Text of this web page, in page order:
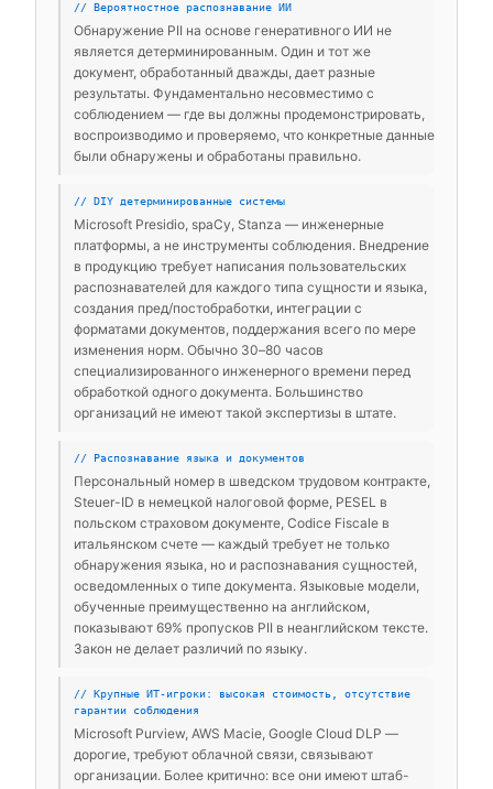
// Вероятностное распознавание ИИ
Обнаружение PII на основе генеративного ИИ не
является детерминированным. Один и тот же
документ, обработанный дважды, дает разные
результаты. Фундаментально несовместимо с
соблюдением — где вы должны продемонстрировать,
воспроизводимо и проверяемо, что конкретные данные
были обнаружены и обработаны правильно.
// DIY детерминированные системы
Microsoft Presidio, spaCy, Stanza — инженерные
платформы, а не инструменты соблюдения. Внедрение
в продукцию требует написания пользовательских
распознавателей для каждого типа сущности и языка,
создания пред/постобработки, интеграции с
форматами документов, поддержания всего по мере
изменения норм. Обычно 30–80 часов
специализированного инженерного времени перед
обработкой одного документа. Большинство
организаций не имеют такой экспертизы в штате.
// Распознавание языка и документов
Персональный номер в шведском трудовом контракте,
Steuer-ID в немецкой налоговой форме, PESEL в
польском страховом документе, Codice Fiscale в
итальянском счете — каждый требует не только
обнаружения языка, но и распознавания сущностей,
осведомленных о типе документа. Языковые модели,
обученные преимущественно на английском,
показывают 69% пропусков PII в неанглийском тексте.
Закон не делает различий по языку.
// Крупные ИТ-игроки: высокая стоимость, отсутствие
гарантии соблюдения
Microsoft Purview, AWS Macie, Google Cloud DLP —
дорогие, требуют облачной связи, связывают
организации. Более критично: все они имеют штаб-